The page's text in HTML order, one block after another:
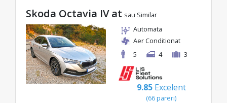
Skoda Octavia IV at sau Similar
Automata
Aer Conditionat
5
4 3
9.85 Excelent
(66 pareri)